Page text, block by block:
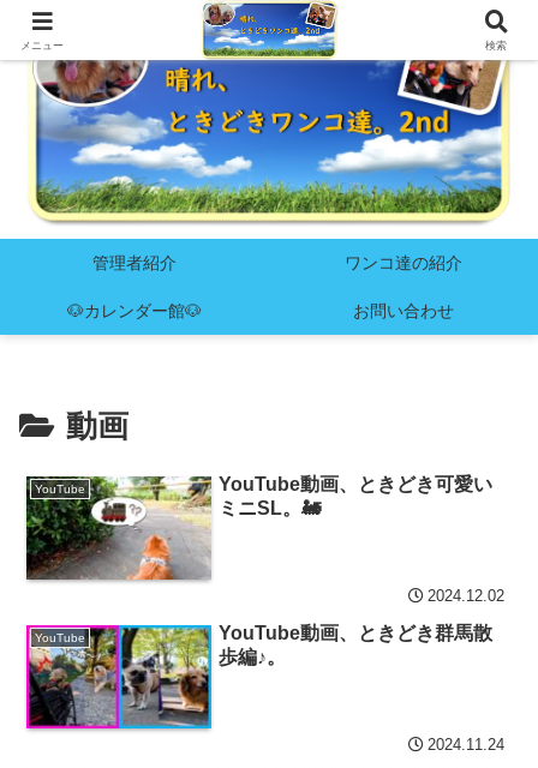
管理者紹介 ワンコ達の紹介
🐶カレンダー館🐶 お問い合わせ
動画
YouTube
YouTube動画、ときどき可愛い
ミニSL。🚂
2024.12.02
YouTube
YouTube動画、ときどき群馬散
歩編♪。
2024.11.24
メニュー 検索